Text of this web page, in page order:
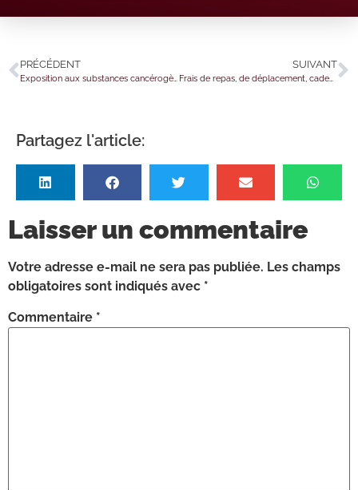
PRÉCÉDENT
Exposition aux substances cancérogènes au travail : un nouvel outil !
SUIVANT
Frais de repas, de déplacement, cadeaux d’affaires… : une déductibilité encadrée !
Partagez l'article:
Laisser un commentaire
Votre adresse e-mail ne sera pas publiée. Les champs
obligatoires sont indiqués avec *
Commentaire *